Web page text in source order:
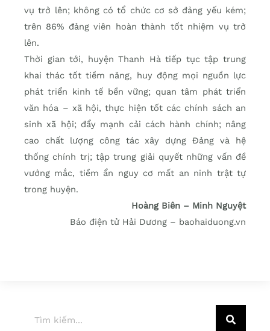
vụ trở lên; không có tổ chức cơ sở đảng yếu kém;
trên 86% đảng viên hoàn thành tốt nhiệm vụ trở
lên.
Thời gian tới, huyện Thanh Hà tiếp tục tập trung
khai thác tốt tiềm năng, huy động mọi nguồn lực
phát triển kinh tế bền vững; quan tâm phát triển
văn hóa – xã hội, thực hiện tốt các chính sách an
sinh xã hội; đẩy mạnh cải cách hành chính; nâng
cao chất lượng công tác xây dựng Đảng và hệ
thống chính trị; tập trung giải quyết những vấn đề
vướng mắc, tiềm ẩn nguy cơ mất an ninh trật tự
trong huyện.
Hoàng Biên – Minh Nguyệt
Báo điện tử Hải Dương – baohaiduong.vn